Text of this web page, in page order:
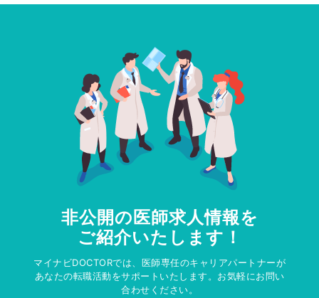
非公開の医師求人情報を
ご紹介いたします！
マイナビDOCTORでは、医師専任のキャリアパートナーが
あなたの転職活動をサポートいたします。お気軽にお問い
合わせください。